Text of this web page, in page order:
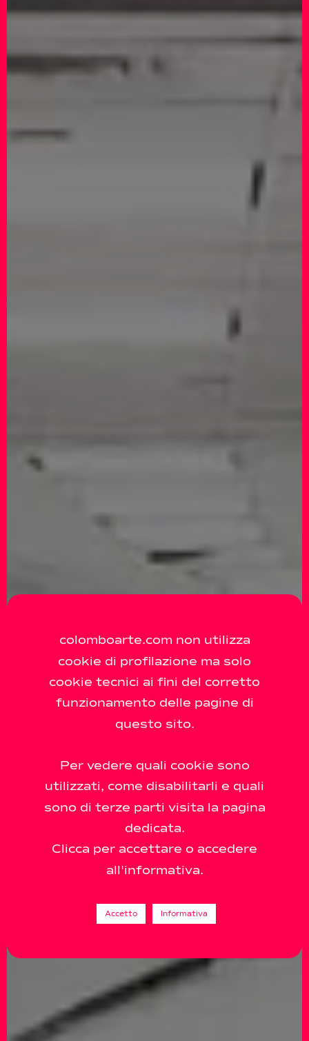
colomboarte.com non utilizza
cookie di profilazione ma solo
cookie tecnici ai fini del corretto
funzionamento delle pagine di
questo sito.
Per vedere quali cookie sono
utilizzati, come disabilitarli e quali
sono di terze parti visita la pagina
dedicata.
Clicca per accettare o accedere
all'informativa.
Accetto Informativa